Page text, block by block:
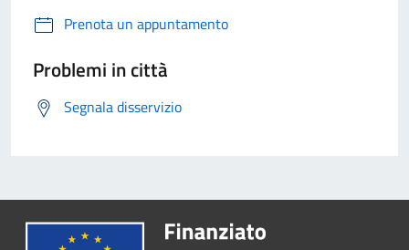
Prenota un appuntamento
Problemi in città
Segnala disservizio